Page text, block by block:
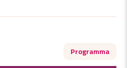
Programma